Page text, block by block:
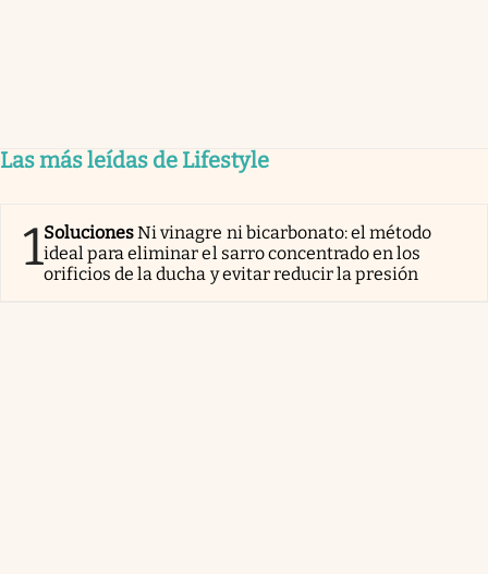
Las más leídas de Lifestyle
1SolucionesNi vinagre ni bicarbonato: el método
ideal para eliminar el sarro concentrado en los
orificios de la ducha y evitar reducir la presión